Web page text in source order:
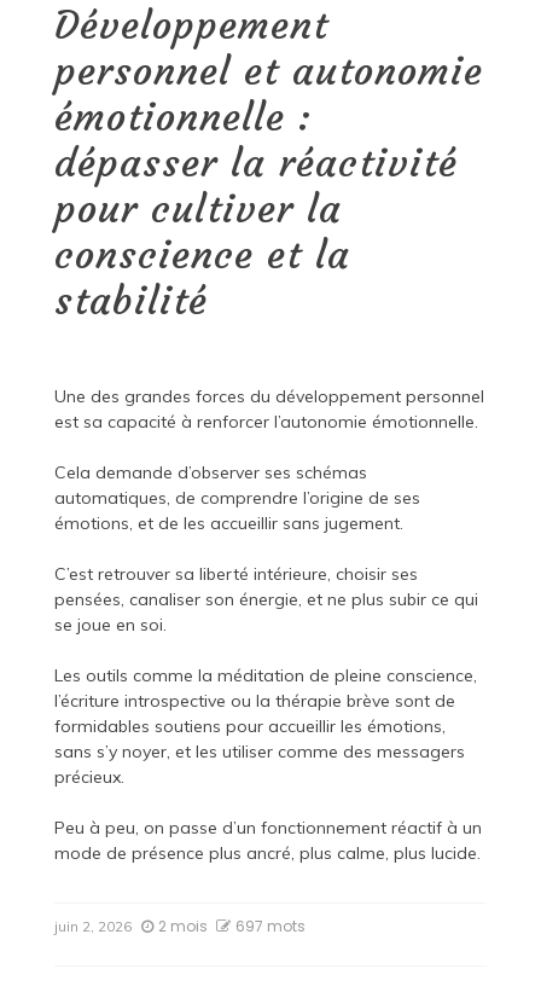
Développement
personnel et autonomie
émotionnelle :
dépasser la réactivité
pour cultiver la
conscience et la
stabilité
Une des grandes forces du développement personnel
est sa capacité à renforcer l’autonomie émotionnelle.
Cela demande d’observer ses schémas
automatiques, de comprendre l’origine de ses
émotions, et de les accueillir sans jugement.
C’est retrouver sa liberté intérieure, choisir ses
pensées, canaliser son énergie, et ne plus subir ce qui
se joue en soi.
Les outils comme la méditation de pleine conscience,
l’écriture introspective ou la thérapie brève sont de
formidables soutiens pour accueillir les émotions,
sans s’y noyer, et les utiliser comme des messagers
précieux.
Peu à peu, on passe d’un fonctionnement réactif à un
mode de présence plus ancré, plus calme, plus lucide.
juin 2, 2026 2 mois 697 mots